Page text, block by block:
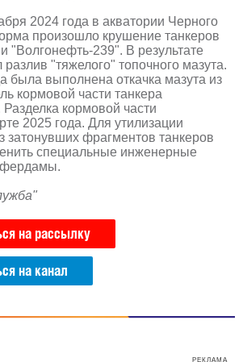
2024 года в акватории Черного
произошло крушение танкеров
"Волгонефть-239". В результате
"тяжелого" топочного мазута.
была выполнена откачка мазута из
кормовой части танкера
кормовой части
2025 года. Для утилизации
затонувших фрагментов танкеров
специальные инженерные
на рассылку
на канал
РЕКЛАМА